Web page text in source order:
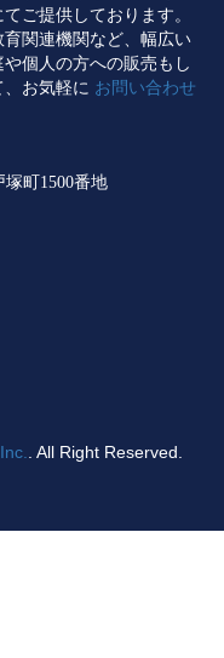
ご提供しております。
関連機関など、幅広い
個人の方への販売もし
お気軽に お問い合わせ
町1500番地
. All Right Reserved.